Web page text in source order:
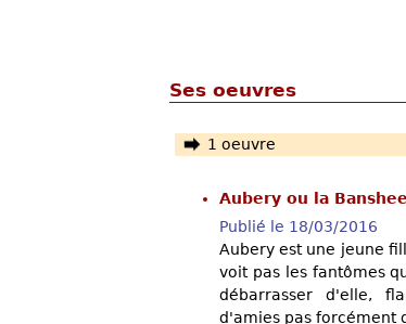
Ses oeuvres
1 oeuvre
Aubery ou la Banshee
Publié le 18/03/2016
Aubery est une jeune
voit pas les fantômes
débarrasser d'elle,
d'amies pas forcément